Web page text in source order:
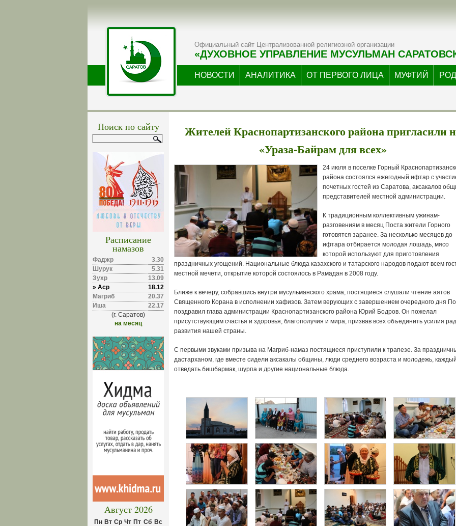
Официальный сайт Централизованной религиозной организации
«ДУХОВНОЕ УПРАВЛЕНИЕ МУСУЛЬМАН
НОВОСТИ АНАЛИТИКА ОТ ПЕРВОГО ЛИЦА МУФТИЙ
Поиск по сайту
Расписание
намазов
Фаджр
3.30
Шурук
5.31
Зухр
13.09
» Аср
18.12
Магриб
20.37
Иша
22.17
(г. Саратов)
на месяц
Август 2026
Пн Вт Ср Чт Пт Сб Вс
Жителей Краснопартизанского района пригласили
«Ураза-Байрам для всех»
24 июля в поселке Горный
района состоялся ежегодный ифтар с
почетных гостей из Саратова, аксакалов
представителей местной администрации.
К традиционным коллективным ужинам-
разговениям в месяц Поста жители Горного
готовятся заранее. За несколько месяцев до
ифтара отбирается молодая лошадь, мясо
которой используют для приготовления
праздничных угощений. Национальные блюда казахского и татарского народов подают всем
местной мечети, открытие которой состоялось в Рамадан в 2008 году.
Ближе к вечеру, собравшись внутри мусульманского храма, постящиеся слушали чтение аятов
Священного Корана в исполнении хафизов. Затем верующих с завершением очередного дня
поздравил глава администрации Краснопартизанского района Юрий Бодров. Он пожелал
присутствующим счастья и здоровья, благополучия и мира, призвав всех объединить усилия
развития нашей страны.
С первыми звуками призыва на Магриб-намаз постящиеся приступили к трапезе. За
дастарханом, где вместе сидели аксакалы общины, люди среднего возраста и молодежь,
отведать бишбармак, шурпа и другие национальные блюда.